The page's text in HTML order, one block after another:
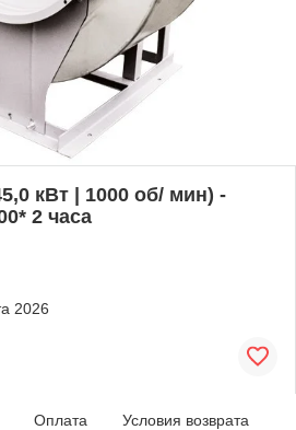
кВт | 1000 об/ мин) -
2 часа
2026
Оплата Условия возврата